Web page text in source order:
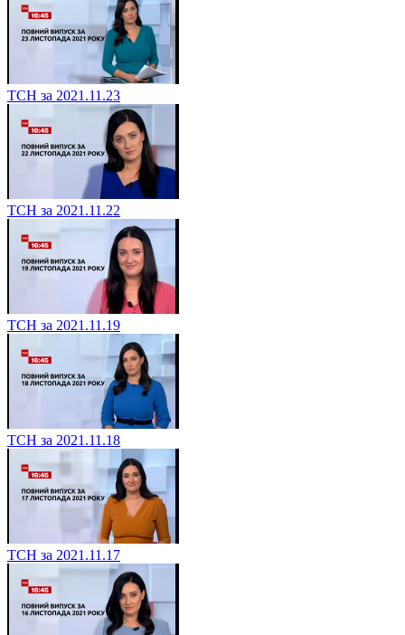
ТСН за 2021.11.23
ТСН за 2021.11.22
ТСН за 2021.11.19
ТСН за 2021.11.18
ТСН за 2021.11.17